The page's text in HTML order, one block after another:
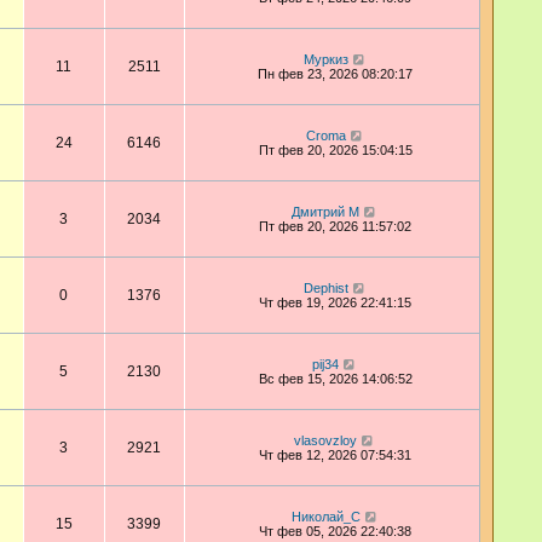
11 2511
Муркиз
Пн фев 23, 2026 08:20:17
24 6146
Croma
Пт фев 20, 2026 15:04:15
3 2034
Дмитрий М
Пт фев 20, 2026 11:57:02
0 1376
Dephist
Чт фев 19, 2026 22:41:15
5 2130
pij34
Вс фев 15, 2026 14:06:52
3 2921
vlasovzloy
Чт фев 12, 2026 07:54:31
15 3399
Николай_С
Чт фев 05, 2026 22:40:38